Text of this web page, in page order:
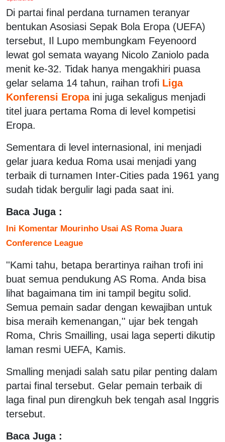
Di partai final perdana turnamen teranyar
bentukan Asosiasi Sepak Bola Eropa (UEFA)
tersebut, Il Lupo membungkam Feyenoord
lewat gol semata wayang Nicolo Zaniolo pada
menit ke-32. Tidak hanya mengakhiri puasa
gelar selama 14 tahun, raihan trofi Liga
Konferensi Eropa ini juga sekaligus menjadi
titel juara pertama Roma di level kompetisi
Eropa.
Sementara di level internasional, ini menjadi
gelar juara kedua Roma usai menjadi yang
terbaik di turnamen Inter-Cities pada 1961 yang
sudah tidak bergulir lagi pada saat ini.
Baca Juga :
Ini Komentar Mourinho Usai AS Roma Juara
Conference League
''Kami tahu, betapa berartinya raihan trofi ini
buat semua pendukung AS Roma. Anda bisa
lihat bagaimana tim ini tampil begitu solid.
Semua pemain sadar dengan kewajiban untuk
bisa meraih kemenangan,'' ujar bek tengah
Roma, Chris Smailling, usai laga seperti dikutip
laman resmi UEFA, Kamis.
Smalling menjadi salah satu pilar penting dalam
partai final tersebut. Gelar pemain terbaik di
laga final pun direngkuh bek tengah asal Inggris
tersebut.
Baca Juga :